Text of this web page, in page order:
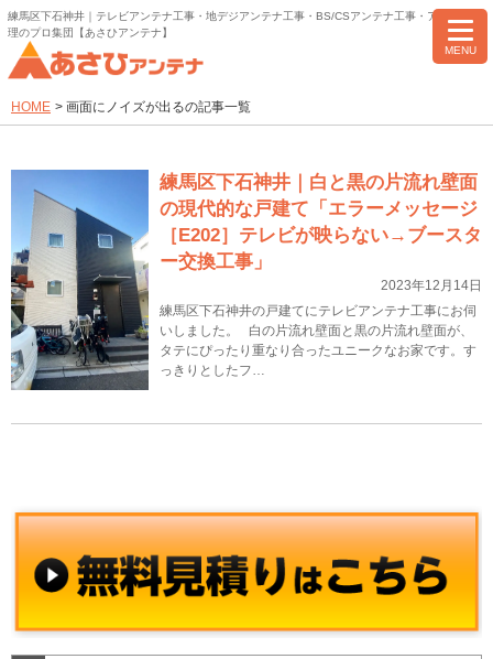
練馬区下石神井｜テレビアンテナ工事・地デジアンテナ工事・BS/CSアンテナ工事・アンテナ修
理のプロ集団【あさひアンテナ】
MENU
HOME > 画面にノイズが出るの記事一覧
練馬区下石神井｜白と黒の片流れ壁面
の現代的な戸建て「エラーメッセージ
［E202］テレビが映らない→ブースタ
ー交換工事」
2023年12月14日
練馬区下石神井の戸建てにテレビアンテナ工事にお伺
いしました。 白の片流れ壁面と黒の片流れ壁面が、
タテにぴったり重なり合ったユニークなお家です。す
っきりとしたフ…